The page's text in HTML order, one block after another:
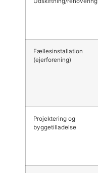
Fællesinstallation
(ejerforening)
Projektering og
byggetilladelse